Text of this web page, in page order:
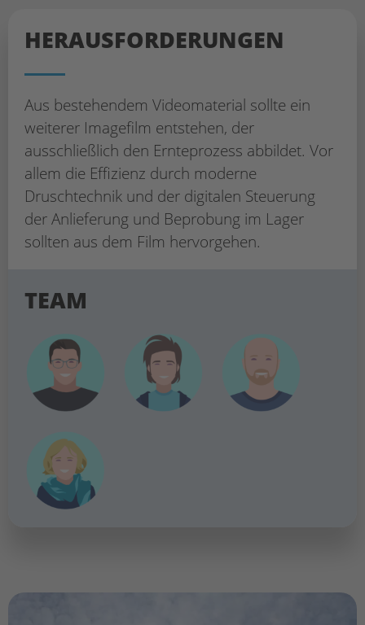
HERAUS­FORDERUNGEN
Aus bestehendem Videomaterial sollte ein
weiterer Imagefilm entstehen, der
ausschließlich den Ernteprozess abbildet. Vor
allem die Effizienz durch moderne
Druschtechnik und der digitalen Steuerung
der Anlieferung und Beprobung im Lager
sollten aus dem Film hervorgehen.
TEAM